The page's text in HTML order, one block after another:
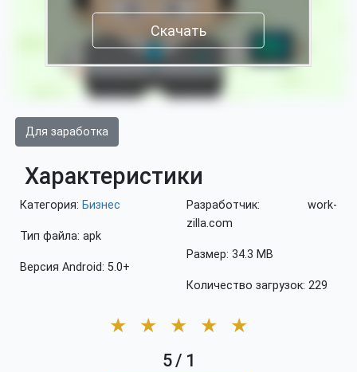
Скачать
Для заработка
Характеристики
Категория: Бизнес
Тип файла: apk
Версия Android: 5.0+
Разработчик: work-
zilla.com
Размер: 34.3 MB
Количество загрузок: 229
★ ★ ★ ★ ★
5/ 1